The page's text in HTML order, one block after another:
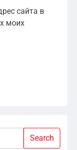
сайта в
моих
Search